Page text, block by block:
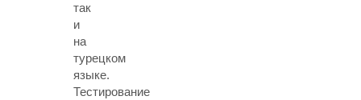
так
и
на
турецком
языке.
Тестирование